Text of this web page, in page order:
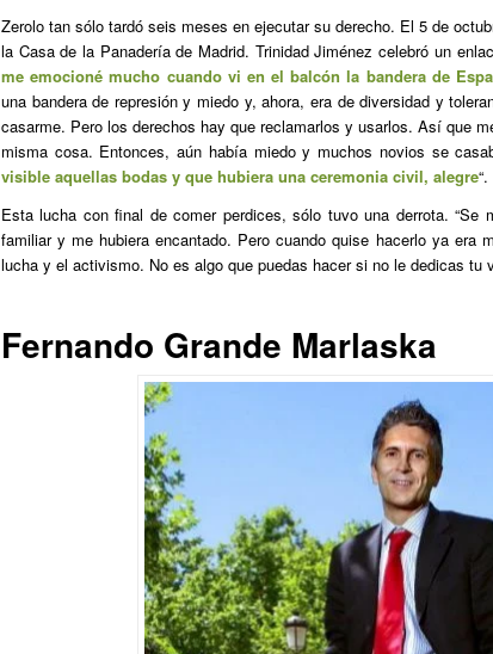
Zerolo tan sólo tardó seis meses en ejecutar su derecho. El 5 de
la Casa de la Panadería de Madrid. Trinidad Jiménez celebró un
me emocioné mucho cuando vi en el balcón la bandera de
una bandera de represión y miedo y, ahora, era de diversidad y
casarme. Pero los derechos hay que reclamarlos y usarlos. Así que
misma cosa. Entonces, aún había miedo y muchos novios se
visible aquellas bodas y que hubiera una ceremonia civil, alegre“.
Esta lucha con final de comer perdices, sólo tuvo una derrota. “Se
familiar y me hubiera encantado. Pero cuando quise hacerlo ya era
lucha y el activismo. No es algo que puedas hacer si no le dedicas tu
Fernando Grande Marlaska